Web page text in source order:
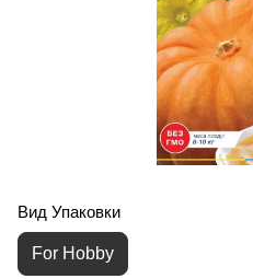
Вид Упаковки
For Hobby